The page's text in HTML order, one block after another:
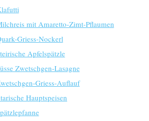
mit Amaretto-Zimt-Pflaumen
Griess-Nockerl
Apfelspätzle
Zwetschgen-Lasagne
Griess-Auflauf
Hauptspeisen